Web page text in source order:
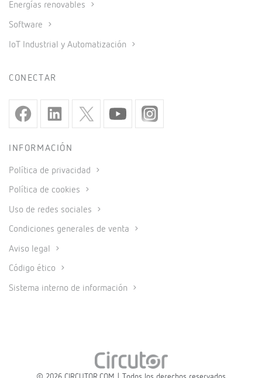
Energías renovables
Software
IoT Industrial y Automatización
CONECTAR
INFORMACIÓN
Política de privacidad
Política de cookies
Uso de redes sociales
Condiciones generales de venta
Aviso legal
Código ético
Sistema interno de información